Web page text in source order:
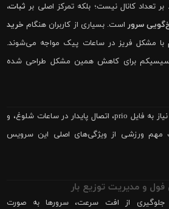
تعداد کانال نیست؛ بلکه تمرکز اصلی بر ثبات،
سروراست. بسیاری از کاربران هنگام خرید
با مشکل فریز در ساعات پیک مواجه می‌شوند.
سیسیکم برای کاهش همین مشکل طراحی شده
بازگشایی سریع کانال‌ها بدون نیاز به فایل prio، اتصال پایدار در ساعات شلوغ، و
مهم ورزشی از ویژگی‌های اصلی این سرویس
و مدیریت توزیع بار
از افت سرعت، سرورها به صورت